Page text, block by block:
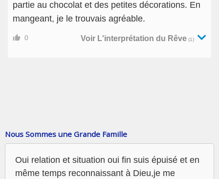
partie au chocolat et des petites décorations. En
mangeant, je le trouvais agréable.
0 Voir L'interprétation du Rêve (1)
Nous Sommes une Grande Famille
Oui relation et situation oui fin suis épuisé et en
même temps reconnaissant à Dieu,je me